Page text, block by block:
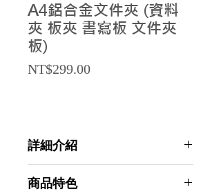
A4鋁合金文件夾 (資料
夾 板夾 書寫板 文件夾
板)
NT$299.00Price
詳細介紹
商品特色